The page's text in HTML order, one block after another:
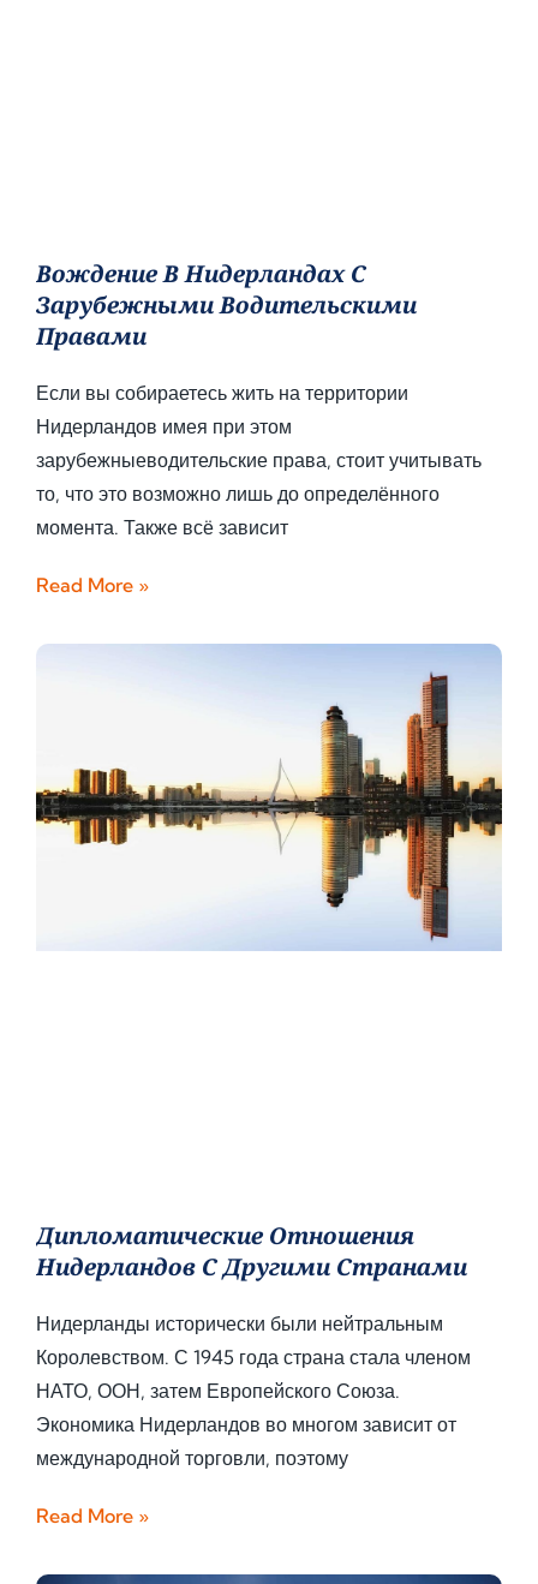
Вождение В Нидерландах С
Зарубежными Водительскими
Правами
Если вы собираетесь жить на территории
Нидерландов имея при этом
зарубежныеводительские права, стоит учитывать
то, что это возможно лишь до определённого
момента. Также всё зависит
Read More »
Дипломатические Отношения
Нидерландов С Другими Странами
Нидерланды исторически были нейтральным
Королевством. С 1945 года страна стала членом
НАТО, ООН, затем Европейского Союза.
Экономика Нидерландов во многом зависит от
международной торговли, поэтому
Read More »